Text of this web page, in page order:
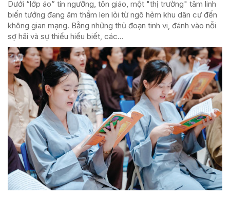
Dưới “lớp áo” tín ngưỡng, tôn giáo, một "thị trường" tâm linh
biến tướng đang âm thầm len lỏi từ ngõ hẻm khu dân cư đến
không gian mạng. Bằng những thủ đoạn tinh vi, đánh vào nỗi
sợ hãi và sự thiếu hiểu biết, các...